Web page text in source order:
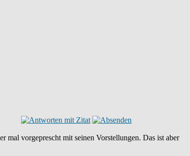
vorgeprescht mit seinen Vorstellungen. Das ist aber